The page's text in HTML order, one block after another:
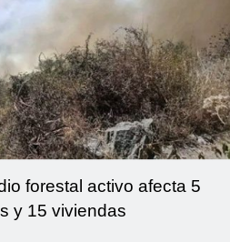
forestal activo afecta 5
y 15 viviendas